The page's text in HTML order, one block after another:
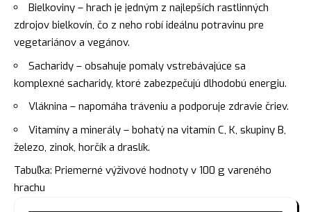
Bielkoviny – hrach je jedným z najlepších rastlinných
zdrojov bielkovín, čo z neho robí ideálnu potravinu pre
vegetariánov a vegánov.
Sacharidy – obsahuje pomaly vstrebávajúce sa
komplexné sacharidy, ktoré zabezpečujú dlhodobú energiu.
Vláknina – napomáha tráveniu a podporuje zdravie čriev.
Vitamíny a minerály – bohatý na vitamín C, K, skupiny B,
železo, zinok, horčík a draslík.
Tabuľka: Priemerné výživové hodnoty v 100 g vareného
hrachu